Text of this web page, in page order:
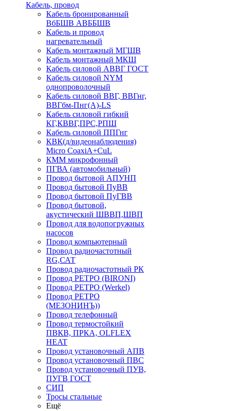
Кабель, провод
Кабель бронированный
ВбБШВ АВББШВ
Кабель и провод
нагревательный
Кабель монтажный МГШВ
Кабель монтажный МКШ
Кабель силовой АВВГ ГОСТ
Кабель силовой NYM
однопроволочный
Кабель силовой ВВГ, ВВГнг,
ВВГбм-Пнг(А)-LS
Кабель силовой гибкий
КГ,КВВГ,ПРС,РПШ
Кабель силовой ППГнг
КВК(д/видеонаблюдения)
Micro CoaxiA+CuL
КММ микрофонный
ПГВА (автомобильный)
Провод бытовой АПУНП
Провод бытовой ПуВВ
Провод бытовой ПуГВВ
Провод бытовой,
акустический ШВВП,ШВП
Провод для водопогружных
насосов
Провод компьютерный
Провод радиочастотный
RG,САТ
Провод радиочастотный РК
Провод РЕТРО (BIRONI)
Провод РЕТРО (Werkel)
Провод РЕТРО
(МЕЗОНИНЪ))
Провод телефонный
Провод термостойкий
ПВКВ, ПРКА, OLFLEX
HEAT
Провод установочный АПВ
Провод установочный ПВС
Провод установочный ПУВ,
ПУГВ ГОСТ
СИП
Тросы стальные
Ещё